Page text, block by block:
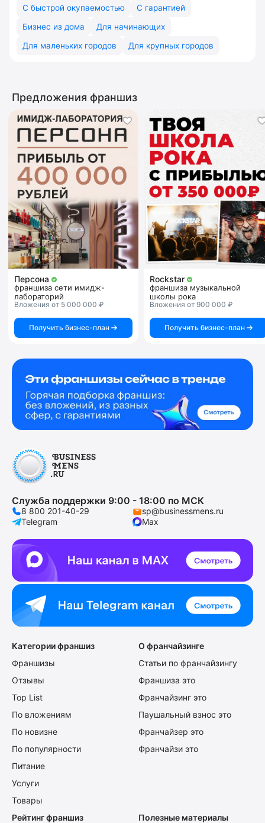
С быстрой окупаемостью
С гарантией
Бизнес из дома
Для начинающих
Для маленьких городов
Для крупных городов
Предложения франшиз
Персона
франшиза сети имидж-
лабораторий
Вложения от 5 000 000 ₽
Получить бизнес-план
Rockstar
франшиза музыкальной
школы рока
Вложения от 900 000 ₽
Получить бизнес-план
Служба поддержки 9:00 - 18:00 по МСК
8 800 201-40-29
sp@businessmens.ru
Telegram
Max
Категории франшиз
Франшизы
Отзывы
Top List
По вложениям
По новизне
По популярности
Питание
Услуги
Товары
О франчайзинге
Статьи по франчайзингу
Франшиза это
Франчайзинг это
Паушальный взнос это
Франчайзер это
Франчайзи это
Рейтинг франшиз
Полезные материалы